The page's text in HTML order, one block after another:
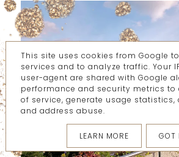
This site uses cookies from Google
services and to analyze traffic. Your
user-agent are shared with Google
performance and security metrics to
of service, generate usage statistics,
and address abuse.
LEARN MORE GOT